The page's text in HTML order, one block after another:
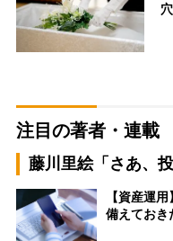
注目の著者・連載
藤川里絵「さあ、
【資産運
備えてお